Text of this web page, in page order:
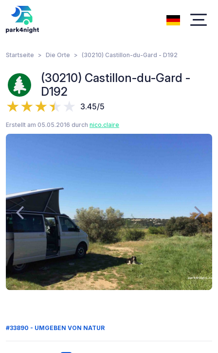
Startseite Die Orte (30210) Castillon-du-Gard - D192
(30210) Castillon-du-Gard -
D192
3.45/5
Erstellt am 05.05.2016 durch nico.claire
#33890 - UMGEBEN VON NATUR